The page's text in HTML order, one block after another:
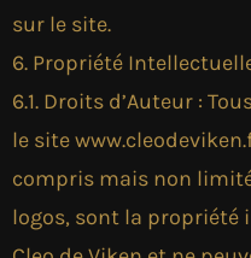
sur le site.
6. Propriété
6.1. Droits d’Auteur :
le site
compris mais non
logos, sont la propriété